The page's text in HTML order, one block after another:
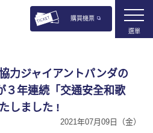
購買機票
選單
力ジャイアントパンダの
３年連続「交通安全和歌
しました !
2021年07月09日（金）